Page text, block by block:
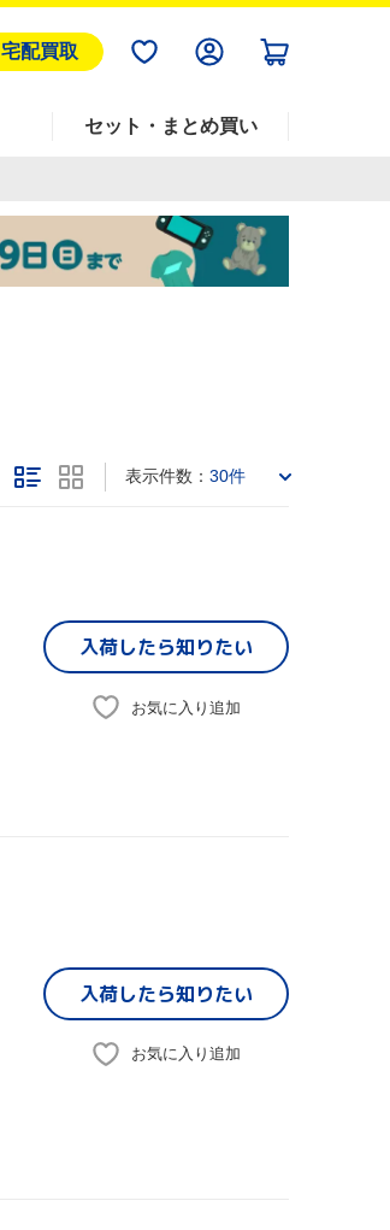
宅配買取
セット・まとめ買い
表示件数： 30件
入荷したら知りたい
お気に入り追加
入荷したら知りたい
お気に入り追加